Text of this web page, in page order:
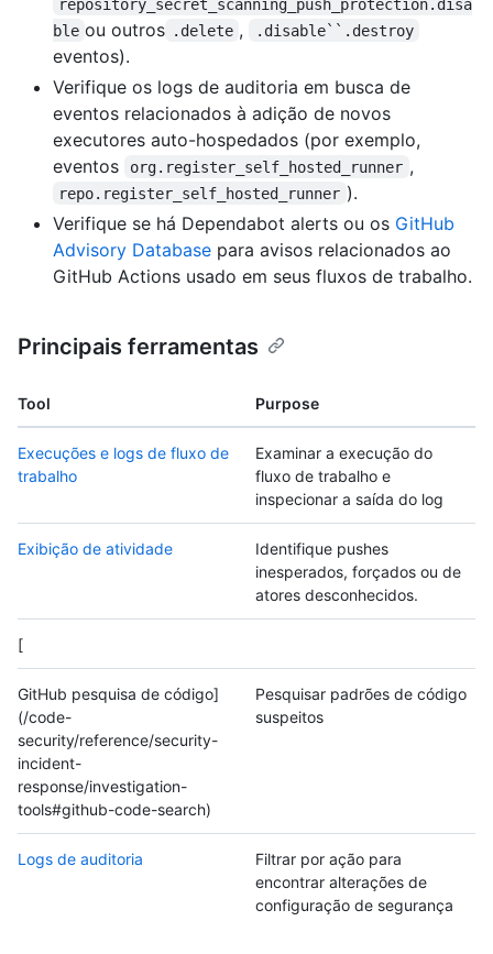
repository_secret_scanning_push_protection.disa
ble ou outros .delete , .disable``.destroy
eventos).
Verifique os logs de auditoria em busca de
eventos relacionados à adição de novos
executores auto-hospedados (por exemplo,
eventos
org.register_self_hosted_runner ,
repo.register_self_hosted_runner ).
Verifique se há Dependabot alerts ou os GitHub
Advisory Database para avisos relacionados ao
GitHub Actions usado em seus fluxos de trabalho.
Principais ferramentas
Tool Purpose
Execuções e logs de fluxo de
trabalho
Examinar a execução do
fluxo de trabalho e
inspecionar a saída do log
Exibição de atividade
Identifique pushes
inesperados, forçados ou de
atores desconhecidos.
[
GitHub pesquisa de código]
(/code-
security/reference/security-
incident-
response/investigation-
tools#github-code-search)
Pesquisar padrões de código
suspeitos
Logs de auditoria
Filtrar por ação para
encontrar alterações de
configuração de segurança